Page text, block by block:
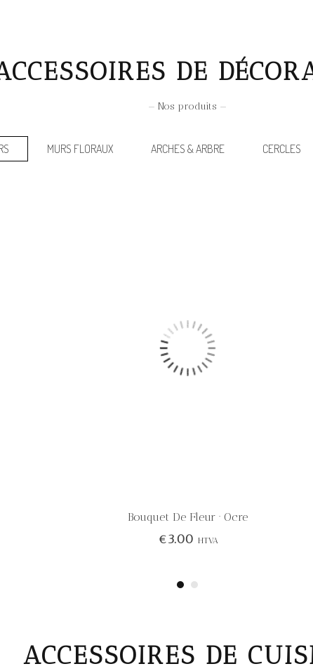
DE
— Nos produits —
MURS FLORAUX ARCHES & ARBRE CERCLES
Bouquet De Fleur · Ocre
€3.00 HTVA
ACCESSOIRES DE